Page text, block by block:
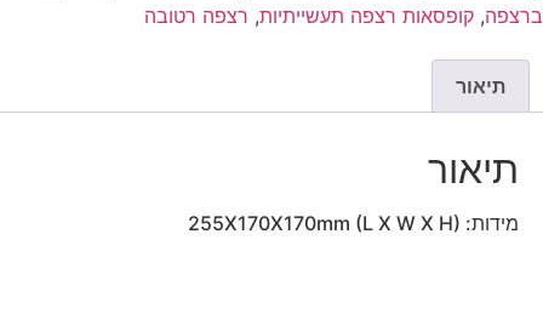
ברצפה, קופסאות רצפה תעשייתיות, רצפה רטובה
תיאור
תיאור
מידות: 255X170X170mm (L X W X H)